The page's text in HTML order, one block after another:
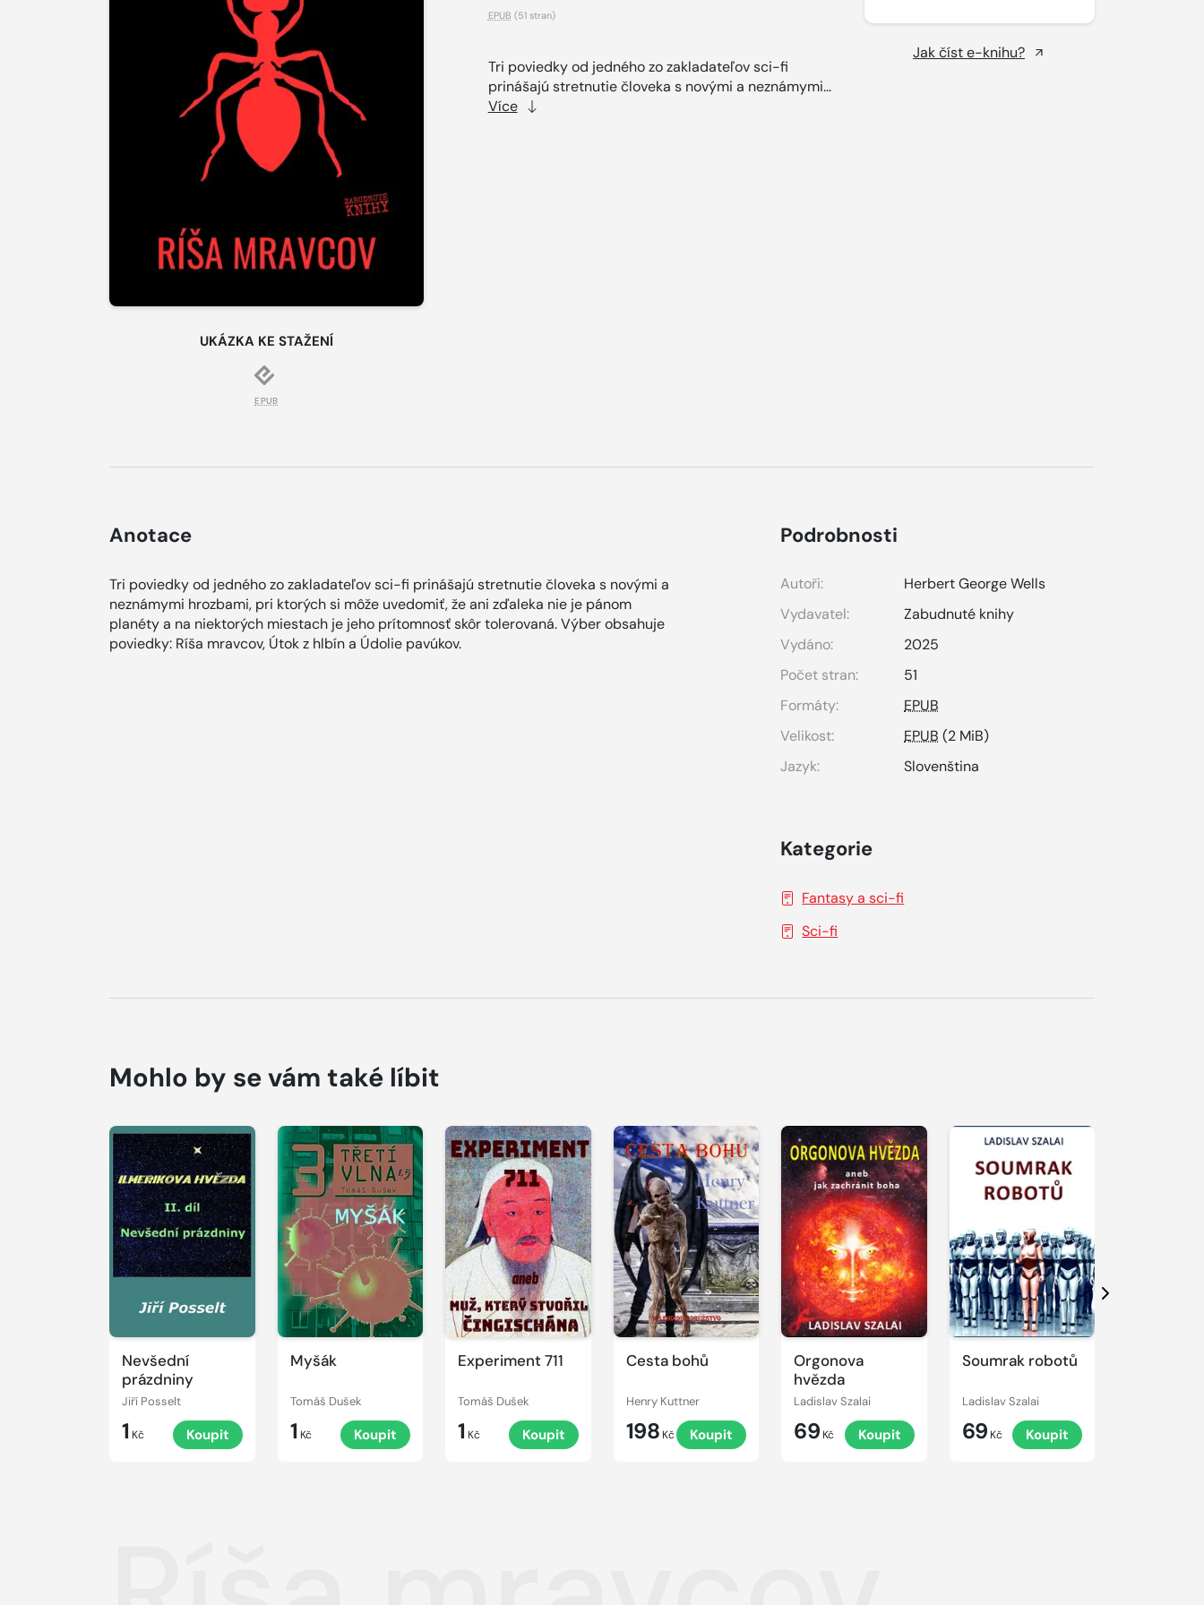
UKÁZKA KE STAŽENÍ
EPUB
EPUB (51 stran)
Tri poviedky od jedného zo zakladateľov sci-fi
prinášajú stretnutie človeka s novými a neznámymi...
Více
Jak číst e-knihu?
Anotace
Tri poviedky od jedného zo zakladateľov sci-fi prinášajú stretnutie človeka s novými a
neznámymi hrozbami, pri ktorých si môže uvedomiť, že ani zďaleka nie je pánom
planéty a na niektorých miestach je jeho prítomnosť skôr tolerovaná. Výber obsahuje
poviedky: Ríša mravcov, Útok z hlbín a Údolie pavúkov.
Podrobnosti
Autoři:
Herbert George Wells
Vydavatel:
Zabudnuté knihy
Vydáno:
2025
Počet stran:
51
Formáty:
EPUB
Velikost:
EPUB (2 MiB)
Jazyk:
Slovenština
Kategorie
Fantasy a sci-fi
Sci-fi
Mohlo by se vám také líbit
Nevšední
prázdniny
Jiří Posselt
1 Kč Koupit
Myšák
Tomáš Dušek
1 Kč Koupit
Experiment 711
Tomáš Dušek
1 Kč Koupit
Cesta bohů
Henry Kuttner
198 Kč Koupit
Orgonova
hvězda
Ladislav Szalai
69 Kč Koupit
Soumrak robotů
Ladislav Szalai
69 Kč Koupit
Další